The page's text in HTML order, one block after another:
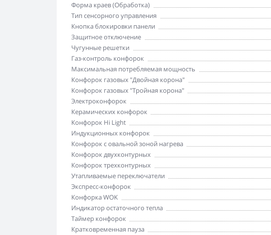
Форма краев (Обработка)
Тип сенсорного управления
Кнопка блокировки панели
Защитное отключение
Чугунные решетки
Газ-контроль конфорок
Максимальная потребляемая мощность
Конфорок газовых "Двойная корона"
Конфорок газовых "Тройная корона"
Электроконфорок
Керамических конфорок
Конфорок Hi Light
Индукционных конфорок
Конфорок с овальной зоной нагрева
Конфорок двухконтурных
Конфорок трехконтурных
Утапливаемые переключатели
Экспресс-конфорок
Конфорка WOK
Индикатор остаточного тепла
Таймер конфорок
Кратковременная пауза